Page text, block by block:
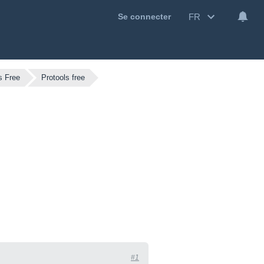
Se connecter FR
Free Protools free
#1